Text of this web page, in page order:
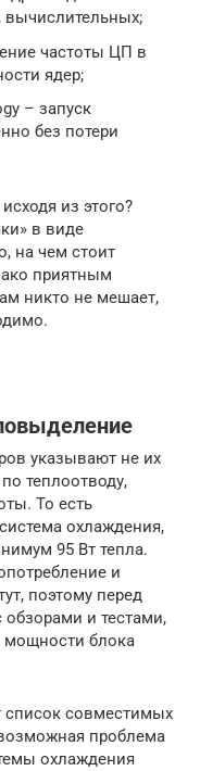
вычислительных;
частоты ЦП в
ядер;
– запуск
без потери
из этого?
в виде
на чем стоит
приятным
никто не мешает,
указывают не их
теплоотводу,
То есть
охлаждения,
95 Вт тепла.
и
поэтому перед
обзорами и тестами,
мощности блока
список совместимых
проблема
охлаждения